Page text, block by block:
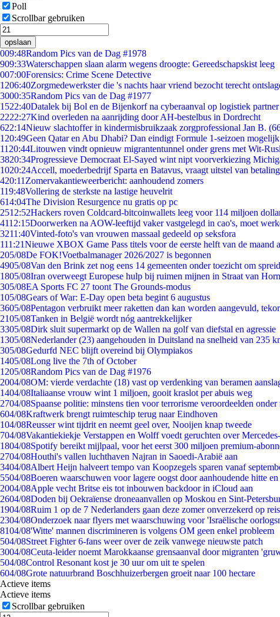
Poll
Scrollbar gebruiken
opslaan
009:48Random Pics van de Dag #1978
909:33Waterschappen slaan alarm wegens droogte: Gereedschapskist leeg
007:00Forensics: Crime Scene Detective
1206:40Zorgmedewerkster die 's nachts haar vriend bezocht terecht
3000:35Random Pics van de Dag #1977
1522:40Datalek bij Bol en de Bijenkorf na cyberaanval op logistiek partner
2222:27Kind overleden na aanrijding door AH-bestelbus in Dordrecht
622:14Nieuw slachtoffer in kindermisbruikzaak zorgprofessional Jan B.
1 20:49Geen Qatar en Abu Dhabi? Dan eindigt Formule 1-seizoen
11 20:44Litouwen vindt opnieuw migrantentunnel onder grens met Wit-
3820:34Progressieve Democraat El-Sayed wint nipt voorverkiezing
1020:24Accell, moederbedrijf Sparta en Batavus, vraagt uitstel van
420:11 Zomervakantieweerbericht: aanhoudend zomers
119:48Vollering de sterkste na lastige heuvelrit
614:04The Division Resurgence nu gratis op pc
2512:52Hackers roven Coldcard-bitcoinwallets leeg voor 114 miljoen
4112:15Doorwerken na AOW-leeftijd vaker vastgelegd in cao's, moet
3211:40Vinted-foto's van vrouwen massaal gedeeld op seksfora
111:21Nieuwe XBOX Game Pass titels voor de eerste helft van de maand
205/08De FOK!Voetbalmanager 2026/2027 is begonnen
4905/08Van den Brink zet nog eens 14 gemeenten onder toezicht om
1805/08Iran overweegt Europese hulp bij ruimen mijnen in Straat van
305/08EA Sports FC 27 toont The Grounds-modus
105/08Gears of War: E-Day open beta begint 6 augustus
3605/08Pentagon verbruikt meer raketten dan kan worden aangevuld,
2105/08Tanken in België wordt nóg aantrekkelijker
3305/08Dirk sluit supermarkt op de Wallen na golf van diefstal en agressie
1305/08Nederlander (23) aangehouden in Duitsland na snelheid van 235
305/08Gedurfd NEC blijft overeind bij Olympiakos
1405/08Long live the 7th of October
1205/08Random Pics van de Dag #1976
2004/08OM: vierde verdachte (18) vast op verdenking van beramen
1404/08Italiaanse vrouw wint 1 miljoen, gooit kraslot per abuis weg
2704/08Spaanse politie: minstens tien voor terrorisme veroordeelden onder
604/08Kraftwerk brengt ruimteschip terug naar Eindhoven
104/08Reusser wint tijdrit en neemt geel over, Nooijen knap tweede
704/08Vakantiekiekje Verstappen en Wolff voedt geruchten over
1804/08Spotify bereikt mijlpaal, voor het eerst 300 miljoen premium-
2704/08Houthi's vallen luchthaven Najran in Saoedi-Arabië aan
3404/08Albert Heijn halveert tempo van Koopzegels sparen vanaf
5504/08Boeren waarschuwen voor lagere oogst door aanhoudende hitte
2004/08Apple vecht Britse eis tot inbouwen backdoor in iCloud aan
2604/08Doden bij Oekraïense droneaanvallen op Moskou en Sint-
1904/08Ruim 1 op de 7 Nederlanders gaan deze zomer onverzekerd op reis
2304/08Onderzoek naar flyers met waarschuwing voor 'Israëlische
8104/08'Witte' mannen discrimineren is volgens OM geen enkel probleem
504/08Street Fighter 6-fans weer over de zeik vanwege nieuwste patch
3004/08Ceuta-leider noemt Marokkaanse grensaanval door migranten
504/08Control Resonant kost je 30 uur om uit te spelen
604/08Grote natuurbrand Boschhuizerbergen groeit naar 100 hectare
Actieve items
Actieve items
Scrollbar gebruiken